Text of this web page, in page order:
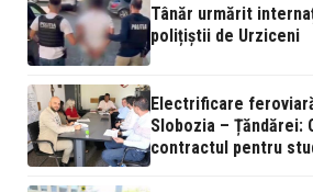
Tânăr urmărit
polițiștii de Urziceni
Electrificare
Slobozia – Țăndărei:
contractul pentru